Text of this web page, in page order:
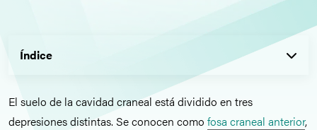
Índice
El suelo de la cavidad craneal está dividido en tres
depresiones distintas. Se conocen como fosa craneal anterior,